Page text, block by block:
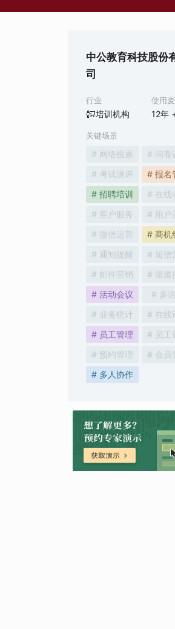
中公教育科技股份
司
行业
培训机构
使用
12年
关键场景
# 网络投票
# 问卷
# 考试测评
# 报名
# 招聘培训
# 在线
# 客户服务
# 用户
# 微信运营
# 商机
# 通知提醒
# 短信
# 邮件营销
# 渠道
# 活动会议
# 多
# 业务统计
# 在线
# 员工管理
# 员工
# 预约管理
# 会员
# 多人协作